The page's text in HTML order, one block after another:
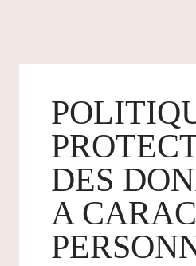
DES
A